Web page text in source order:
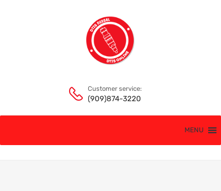
Customer service:
(909)874-3220
MENU